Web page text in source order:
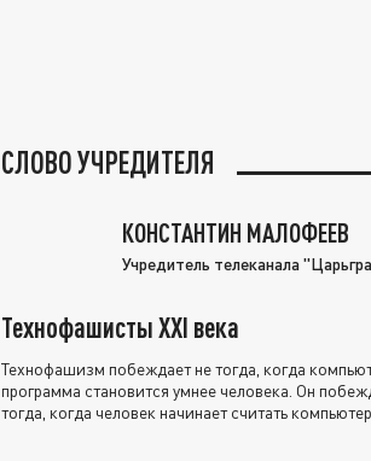
СЛОВО УЧРЕДИТЕЛЯ
КОНСТАНТИН МАЛОФЕЕВ
Учредитель телеканала
Технофашисты XXI века
Технофашизм побеждает не тогда, когда
программа становится умнее человека. Он
тогда, когда человек начинает считать